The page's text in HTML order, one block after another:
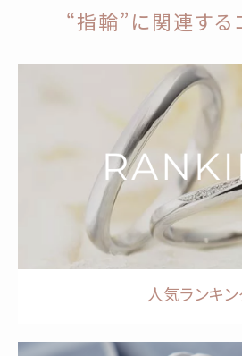
“指輪”に関連する
人気ランキ